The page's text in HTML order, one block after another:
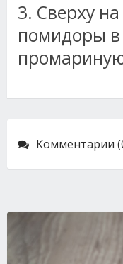
3. Сверху
помидоры в
Комментарии